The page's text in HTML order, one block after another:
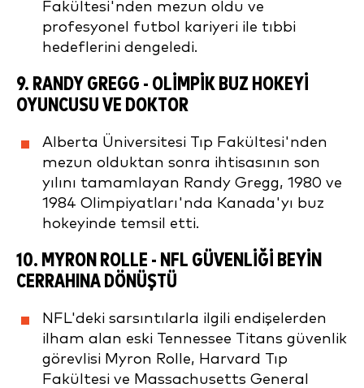
Fakültesi'nden mezun oldu ve
profesyonel futbol kariyeri ile tıbbi
hedeflerini dengeledi.
9. RANDY GREGG - OLIMPIK BUZ HOKEYI
OYUNCUSU VE DOKTOR
Alberta Üniversitesi Tıp Fakültesi'nden
mezun olduktan sonra ihtisasının son
yılını tamamlayan Randy Gregg, 1980 ve
1984 Olimpiyatları'nda Kanada'yı buz
hokeyinde temsil etti.
10. MYRON ROLLE - NFL GÜVENLIĞI BEYIN
CERRAHINA DÖNÜŞTÜ
NFL'deki sarsıntılarla ilgili endişelerden
ilham alan eski Tennessee Titans güvenlik
görevlisi Myron Rolle, Harvard Tıp
Fakültesi ve Massachusetts General